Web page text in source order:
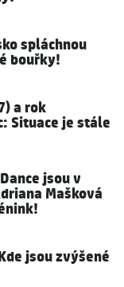
spláchnou
bouřky!
a rok
Situace je stále
jsou v
Mašková
jsou zvýšené